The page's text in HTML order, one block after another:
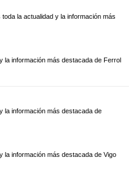
la actualidad y la información más
la información más destacada de Ferrol
la información más destacada de
la información más destacada de Vigo